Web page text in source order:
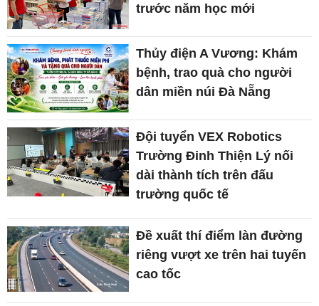
trước năm học mới
Thủy điện A Vương: Khám
bệnh, trao quà cho người
dân miền núi Đà Nẵng
Đội tuyển VEX Robotics
Trường Đinh Thiện Lý nối
dài thành tích trên đấu
trường quốc tế
Đề xuất thí điểm làn đường
riêng vượt xe trên hai tuyến
cao tốc